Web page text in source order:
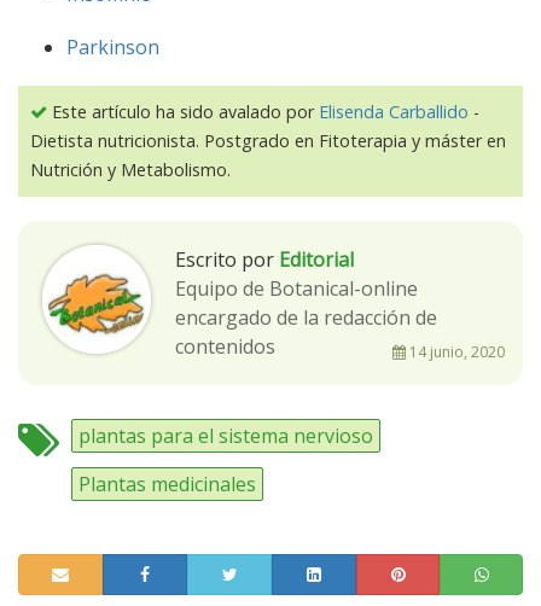
Parkinson
Este artículo ha sido avalado por Elisenda Carballido -
Dietista nutricionista. Postgrado en Fitoterapia y máster en
Nutrición y Metabolismo.
Escrito por Editorial
Equipo de Botanical-online
encargado de la redacción de
contenidos
14 junio, 2020
plantas para el sistema nervioso
Plantas medicinales